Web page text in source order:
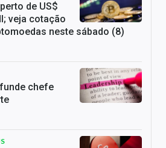
de US$
veja cotação
neste sábado (8)
chefe